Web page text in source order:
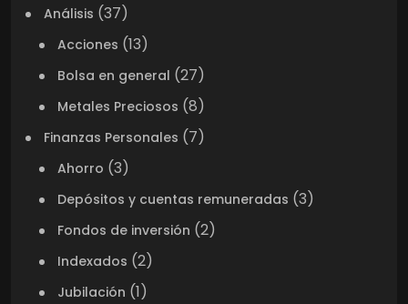
Análisis (37)
Acciones (13)
Bolsa en general (27)
Metales Preciosos (8)
Finanzas Personales (7)
Ahorro (3)
Depósitos y cuentas remuneradas (3)
Fondos de inversión (2)
Indexados (2)
Jubilación (1)